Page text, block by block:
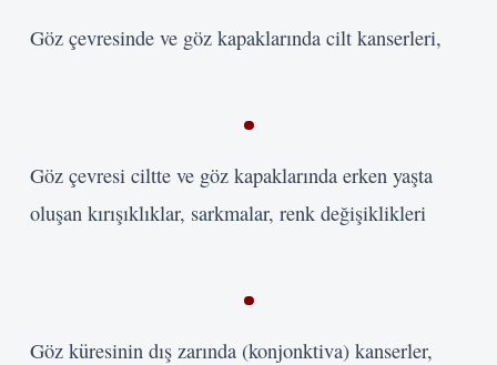
Göz çevresinde ve göz kapaklarında cilt kanserleri,
Göz çevresi ciltte ve göz kapaklarında erken yaşta
oluşan kırışıklıklar, sarkmalar, renk değişiklikleri
Göz küresinin dış zarında (konjonktiva) kanserler,